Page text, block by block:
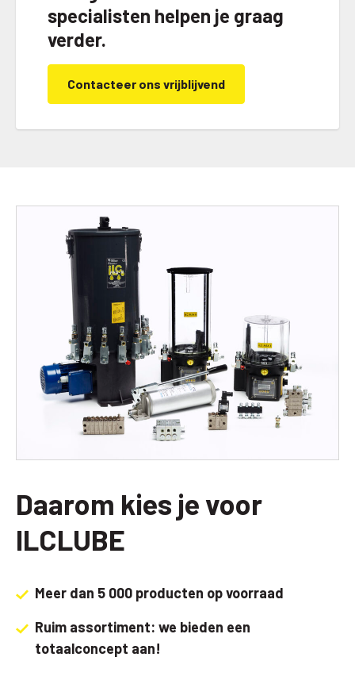
specialisten helpen je graag
verder.
Contacteer ons vrijblijvend
Daarom kies je voor
ILCLUBE
Meer dan 5 000 producten op voorraad
Ruim assortiment: we bieden een
totaalconcept aan!